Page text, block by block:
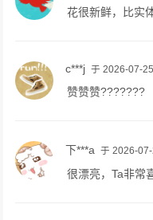
花很新鲜，比实
c***j 于 2026-07-25
赞赞赞???????
下***a 于 2026-
很漂亮，Ta非常